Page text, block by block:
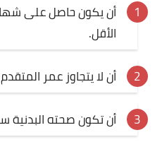
أن يكون حاصل على
الأقل.
أن لا يتجاوز عمر المتقدم عن
أن تكون صحته البدنية